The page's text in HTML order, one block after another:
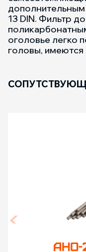
13 DIN. Фильтр
оголовье легко
головы, имеются
АНО-